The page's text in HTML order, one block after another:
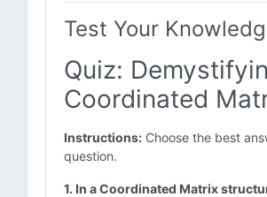
Test Your
Quiz:
Coordinated
Instructions: Choose the best
question.
1. In a Coordinated Matrix